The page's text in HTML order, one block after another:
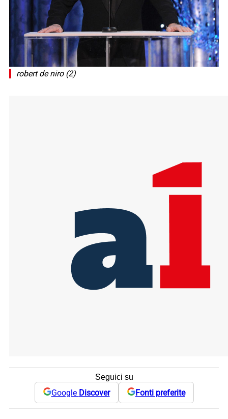
robert de niro (2)
Seguici su
Google Discover Fonti preferite